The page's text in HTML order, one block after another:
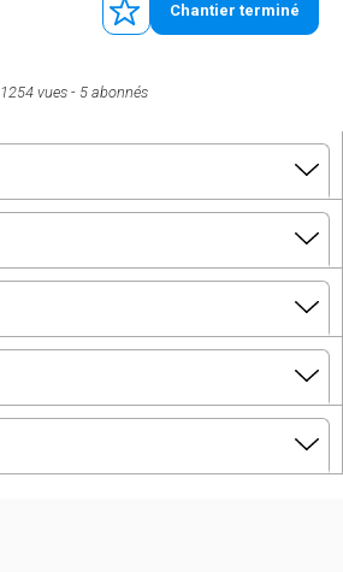
Chantier terminé
1254 vues 5 abonnés